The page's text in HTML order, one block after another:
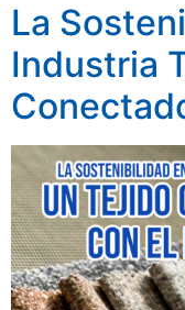
La
Industria